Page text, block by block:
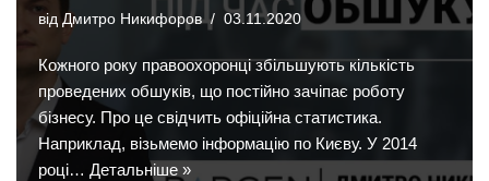
від Дмитро Никифоров 03.11.2020
Кожного року правоохоронці збільшують кількість
проведених обшуків, що постійно зачіпає роботу
бізнесу. Про це свідчить офіційна статистика.
Наприклад, візьмемо інформацію по Києву. У 2014
році… Детальніше »